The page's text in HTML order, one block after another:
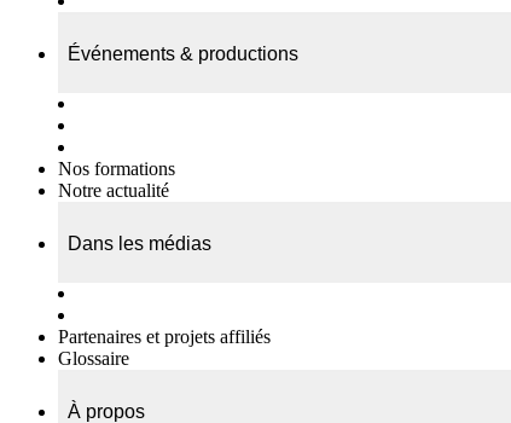
Événements & productions
Nos formations
Notre actualité
Dans les médias
Partenaires et projets affiliés
Glossaire
À propos